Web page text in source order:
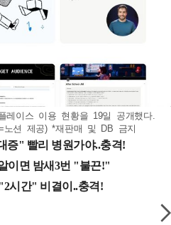
레이스 이용 현황을 19일 공개했다.
노션 제공) *재판매 및 DB 금지